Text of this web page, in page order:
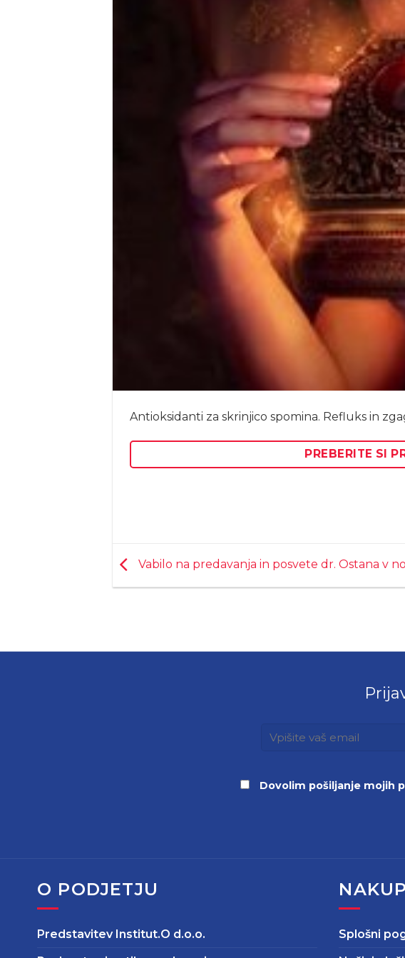
Antioksidanti za skrinjico spomina. Refluks in
PREBERITE SI
Vabilo na predavanja in posvete dr. Ostana v
Dovolim pošiljanje mojih
O PODJETJU
Predstavitev Institut.O d.o.o.
Splošni